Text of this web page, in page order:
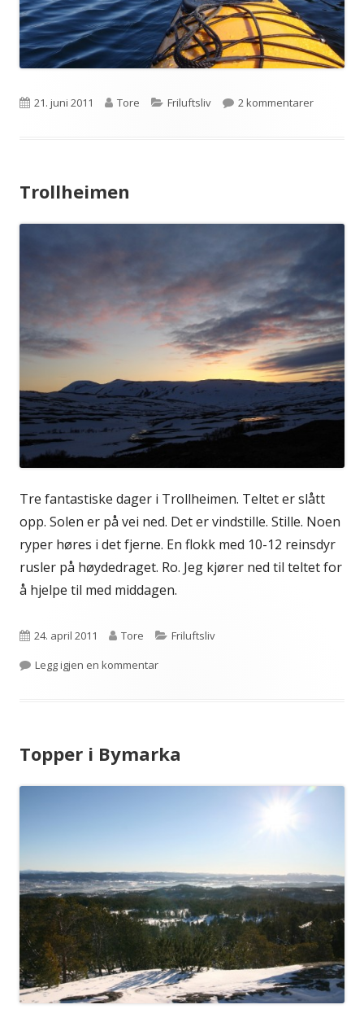
Publisert
21. juni 2011 Forfatter
Tore Kategorier
Friluftsliv 2 kommentarertil Kajakk!
Trollheimen
Tre fantastiske dager i Trollheimen. Teltet er slått
opp. Solen er på vei ned. Det er vindstille. Stille. Noen
ryper høres i det fjerne. En flokk med 10-12 reinsdyr
rusler på høydedraget. Ro. Jeg kjører ned til teltet for
å hjelpe til med middagen.
Publisert
24. april 2011 Forfatter
Tore Kategorier
Friluftsliv
Legg igjen en kommentartil Trollheimen
Topper i Bymarka